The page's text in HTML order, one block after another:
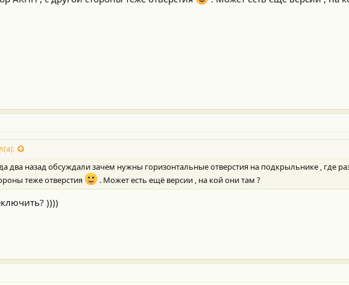
два назад обсуждали зачем нужны горизонтальные отверстия на подкрыльнике , где
теже отверстия
. Может есть ещё версии , на кой они там ?
))))